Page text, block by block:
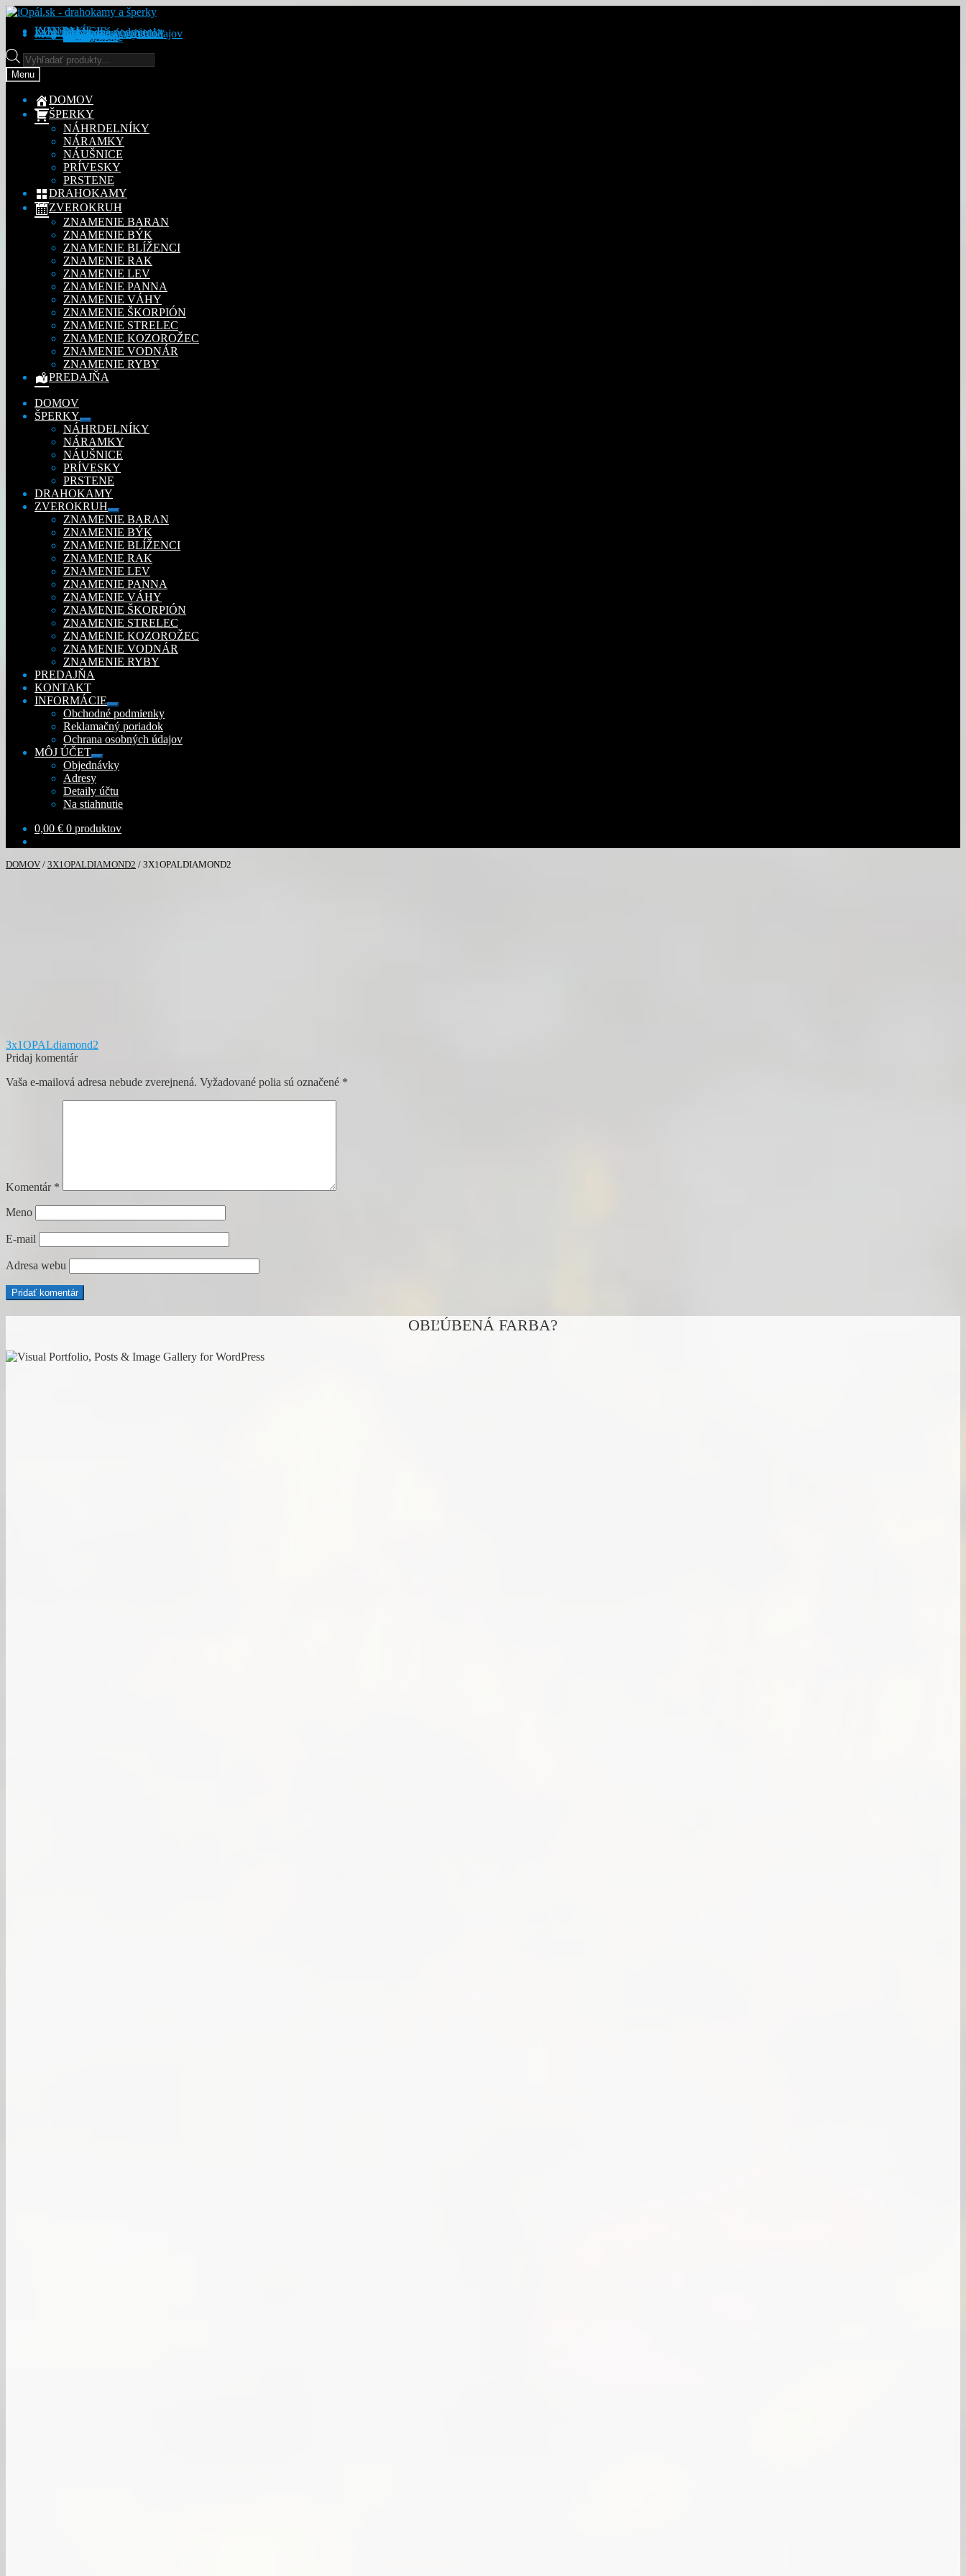
Preskočiť
navigáciu
Preskočiť
obsah
KONTAKT
INFORMÁCIE
Obchodné podmienky
Reklamačný poriadok
Ochrana osobných údajov
MÔJ ÚČETObjednávky
Adresy
Detaily účtu
Na stiahnutie
Products
search
Menu
DOMOV
ŠPERKY
NÁHRDELNÍKY
NÁRAMKY
NÁUŠNICE
PRÍVESKY
PRSTENE
DRAHOKAMY
ZVEROKRUH
ZNAMENIE BARAN
ZNAMENIE BÝK
ZNAMENIE BLÍŽENCI
ZNAMENIE RAK
ZNAMENIE LEV
ZNAMENIE PANNA
ZNAMENIE VÁHY
ZNAMENIE ŠKORPIÓN
ZNAMENIE STRELEC
ZNAMENIE KOZOROŽEC
ZNAMENIE VODNÁR
ZNAMENIE RYBY
PREDAJŇA
DOMOV
ŠPERKY
Rozbaliť
podradené
menu
NÁHRDELNÍKY
NÁRAMKY
NÁUŠNICE
PRÍVESKY
PRSTENE
DRAHOKAMY
ZVEROKRUH
Rozbaliť
podradené
menu
ZNAMENIE BARAN
ZNAMENIE BÝK
ZNAMENIE BLÍŽENCI
ZNAMENIE RAK
ZNAMENIE LEV
ZNAMENIE PANNA
ZNAMENIE VÁHY
ZNAMENIE ŠKORPIÓN
ZNAMENIE STRELEC
ZNAMENIE KOZOROŽEC
ZNAMENIE VODNÁR
ZNAMENIE RYBY
PREDAJŇA
KONTAKT
INFORMÁCIE
Rozbaliť
podradené
menu
Obchodné podmienky
Reklamačný poriadok
Ochrana osobných údajov
MÔJ ÚČET
Rozbaliť
podradené
Objednávky
Adresy
Detaily účtu
Na stiahnutie
0,00 € 0 produktov
DOMOV / 3X1OPALDIAMOND2 / 3X1OPALDIAMOND2
Navigácia
v
článku
Predchádzajúci
článok:
3x1OPALdiamond2
Pridaj komentár
Vaša e-mailová adresa nebude zverejnená. Vyžadované polia sú označené *
Komentár *
Meno
E-mail
Adresa webu
OBĽÚBENÁ FARBA?